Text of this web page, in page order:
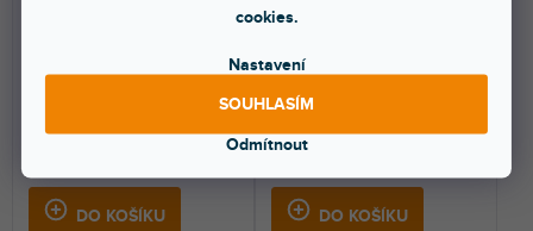
cookies.
Nastavení
Odmítnout
SOUHLASÍM
DO KOŠÍKU
FLkey jsou jako první na světě
DO KOŠÍKU
počítače a soustřeďte se pouze
na vaši hru a...